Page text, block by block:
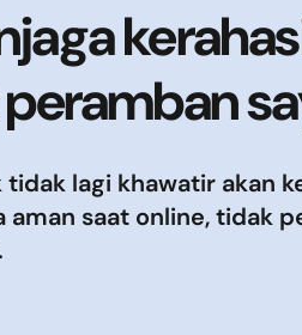
lagi khawatir akan
saat online, tidak